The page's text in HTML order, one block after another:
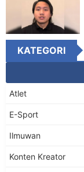
KATEGORI
Atlet
E-Sport
Ilmuwan
Konten Kreator​